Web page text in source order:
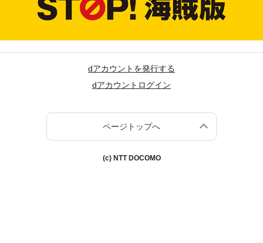
dアカウントを発行する
dアカウントログイン
ページトップへ
(c) NTT DOCOMO